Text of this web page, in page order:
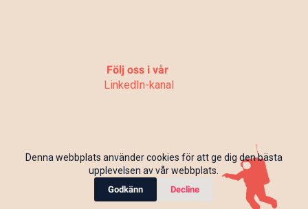
Denna webbplats använder cookies för att ge dig den bästa
upplevelsen av vår webbplats.
Godkänn Decline
Följ oss i vår
LinkedIn-kanal